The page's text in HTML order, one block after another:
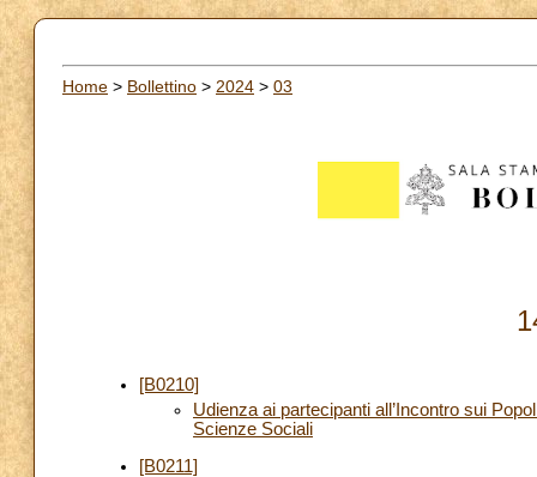
Home > Bollettino > 2024 > 03
[B0210]
Udienza ai partecipanti all’Incontro sui
Scienze Sociali
[B0211]